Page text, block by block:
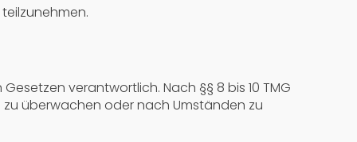
verantwortlich. Nach §§ 8 bis 10 TMG
überwachen oder nach Umständen zu